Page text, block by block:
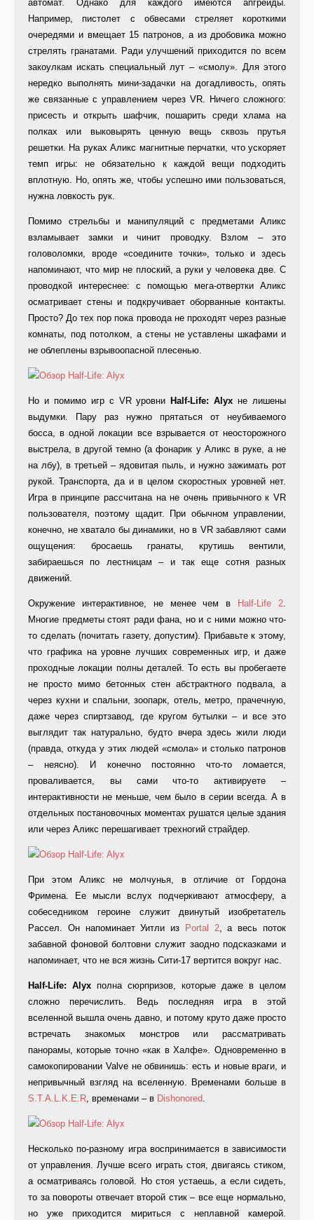
автомат. Однако для каждого имеются апгрейды.
Например, пистолет с обвесами стреляет короткими
очередями и вмещает 15 патронов, а из дробовика можно
стрелять гранатами. Ради улучшений приходится по всем
закоулкам искать специальный лут – «смолу». Для этого
нередко выполнять мини-задачки на догадливость, опять
же связанные с управлением через VR. Ничего сложного:
присесть и открыть шафчик, пошарить среди хлама на
полках или выковырять ценную вещь сквозь прутья
решетки. На руках Аликс магнитные перчатки, что ускоряет
темп игры: не обязательно к каждой вещи подходить
вплотную. Но, опять же, чтобы успешно ими пользоваться,
нужна ловкость рук.
Помимо стрельбы и манипуляций с предметами Аликс
взламывает замки и чинит проводку. Взлом – это
головоломки, вроде «соедините точки», только и здесь
напоминают, что мир не плоский, а руки у человека две. С
проводкой интереснее: с помощью мега-отвертки Аликс
осматривает стены и подкручивает оборванные контакты.
Просто? До тех пор пока провода не проходят через разные
комнаты, под потолком, а стены не уставлены шкафами и
не облеплены взрывоопасной плесенью.
Но и помимо игр с VR уровни Half-Life: Alyx не лишены
выдумки. Пару раз нужно прятаться от неубиваемого
босса, в одной локации все взрывается от неосторожного
выстрела, в другой темно (а фонарик у Аликс в руке, а не
на лбу), в третьей – ядовитая пыль, и нужно зажимать рот
рукой. Транспорта, да и в целом скоростных уровней нет.
Игра в принципе рассчитана на не очень привычного к VR
пользователя, поэтому щадит. При обычном управлении,
конечно, не хватало бы динамики, но в VR забавляют сами
ощущения: бросаешь гранаты, крутишь вентили,
забираешься по лестницам – и так еще сотня разных
движений.
Окружение интерактивное, не менее чем в Half-Life 2.
Многие предметы стоят ради фана, но и с ними можно что-
то сделать (почитать газету, допустим). Прибавьте к этому,
что графика на уровне лучших современных игр, и даже
проходные локации полны деталей. То есть вы пробегаете
не просто мимо бетонных стен абстрактного подвала, а
через кухни и спальни, зоопарк, отель, метро, прачечную,
даже через спиртзавод, где кругом бутылки – и все это
выглядит так натурально, будто вчера здесь жили люди
(правда, откуда у этих людей «смола» и столько патронов
– неясно). И конечно постоянно что-то ломается,
проваливается, вы сами что-то активируете –
интерактивности не меньше, чем было в серии всегда. А в
отдельных постановочных моментах рушатся целые здания
или через Аликс перешагивает трехногий страйдер.
При этом Аликс не молчунья, в отличие от Гордона
Фримена. Ее мысли вслух подчеркивают атмосферу, а
собеседником героине служит двинутый изобретатель
Рассел. Он напоминает Уитли из
Portal 2, а весь поток
забавной фоновой болтовни служит заодно подсказками и
напоминает, что не вся жизнь Сити-17 вертится вокруг нас.
Half-Life: Alyx полна сюрпризов, которые даже в целом
сложно перечислить. Ведь последняя игра в этой
вселенной вышла очень давно, и потому круто даже просто
встречать знакомых монстров или рассматривать
панорамы, которые точно «как в Халфе». Одновременно в
самокопировании Valve не обвинишь: есть и новые враги, и
непривычный взгляд на вселенную. Временами больше в
S.T.A.L.K.E.R, временами – в Dishonored.
Несколько по-разному игра воспринимается в зависимости
от управления. Лучше всего играть стоя, двигаясь стиком,
а осматриваясь головой. Но стоя устаешь, а если сидеть,
то за повороты отвечает второй стик – все еще нормально,
но уже приходится мириться с неплавной камерой.